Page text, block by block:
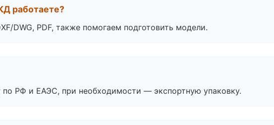
работаете?
DWG, PDF, также помогаем подготовить модели.
по РФ и ЕАЭС, при необходимости — экспортную упаковку.